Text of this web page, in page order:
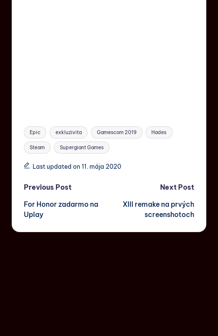
Epic exkluzivita Gamescom 2019 Hades
Steam Supergiant Games
Last updated on 11. mája 2020
Previous Post
For Honor zadarmo na
Uplay
Next Post
XIII remake na prvých
screenshotoch